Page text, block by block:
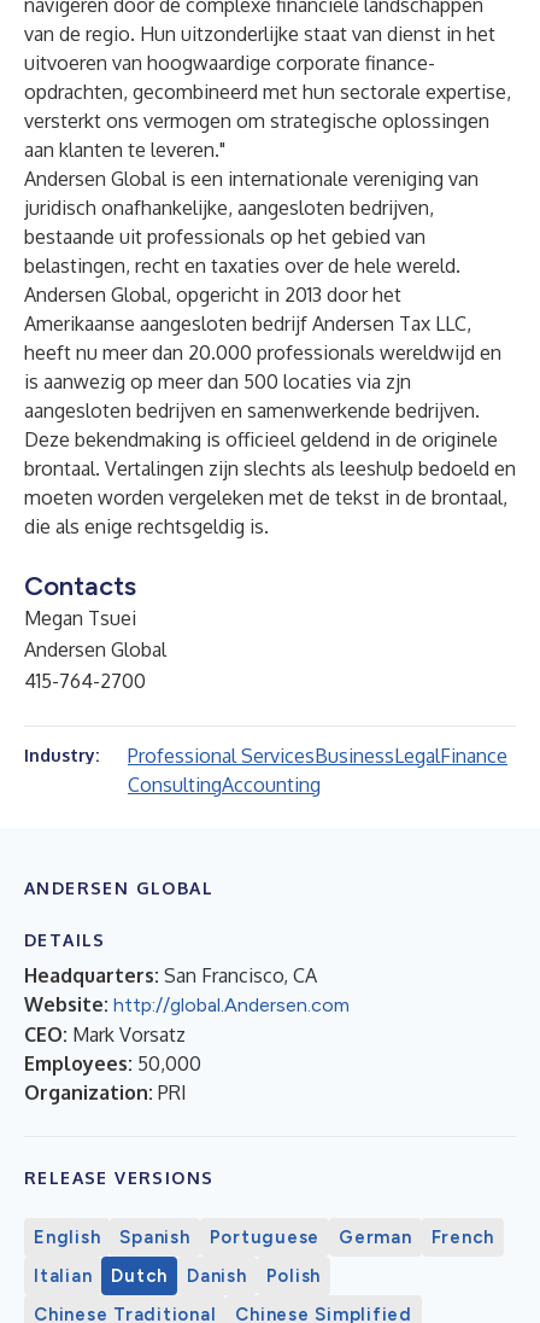
navigeren door de complexe financiële landschappen
van de regio. Hun uitzonderlijke staat van dienst in het
uitvoeren van hoogwaardige corporate finance-
opdrachten, gecombineerd met hun sectorale expertise,
versterkt ons vermogen om strategische oplossingen
aan klanten te leveren."
Andersen Globalis een internationale vereniging van
juridisch onafhankelijke, aangesloten bedrijven,
bestaande uit professionals op het gebied van
belastingen, recht en taxaties over de hele wereld.
Andersen Global, opgericht in 2013 door het
Amerikaanse aangesloten bedrijf Andersen Tax LLC,
heeft nu meer dan 20.000 professionals wereldwijd en
is aanwezig op meer dan 500 locaties via zjn
aangesloten bedrijven en samenwerkende bedrijven.
Deze bekendmaking is officieel geldend in de originele
brontaal. Vertalingen zijn slechts als leeshulp bedoeld en
moeten worden vergeleken met de tekst in de brontaal,
die als enige rechtsgeldig is.
Contacts
Megan Tsuei
Andersen Global
415-764-2700
Industry: Professional ServicesBusinessLegalFinance
ConsultingAccounting
ANDERSEN GLOBAL
DETAILS
Headquarters: San Francisco, CA
Website: http://global.Andersen.com
CEO: Mark Vorsatz
Employees: 50,000
Organization: PRI
RELEASE VERSIONS
English Spanish Portuguese German
French
Italian
Dutch Danish
Polish
Chinese Traditional
Chinese Simplified